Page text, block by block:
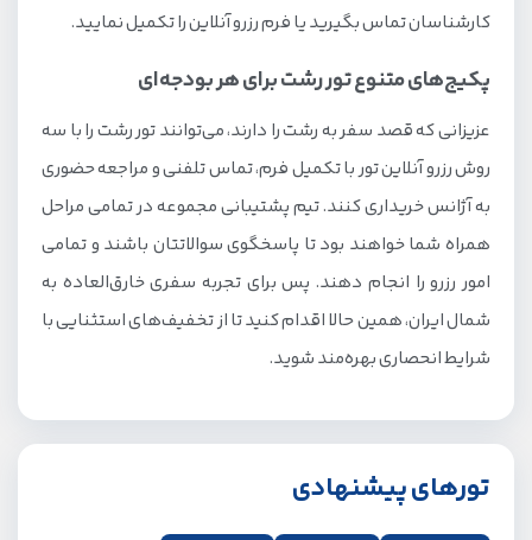
کارشناسان تماس بگیرید یا فرم رزرو آنلاین را تکمیل نمایید.
پکیج‌های متنوع تور رشت برای هر بودجه‌ای
عزیزانی که قصد سفر به رشت را دارند، می‌توانند تور رشت را با سه
روش رزرو آنلاین تور با تکمیل فرم، تماس تلفنی و مراجعه حضوری
به آژانس خریداری کنند. تیم پشتیبانی مجموعه در تمامی مراحل
همراه شما خواهند بود تا پاسخگوی سوالاتتان باشند و تمامی
امور رزرو را انجام دهند. پس برای تجربه سفری خارق‌العاده به
شمال ایران، همین حالا اقدام کنید تا از تخفیف‌های استثنایی با
شرایط انحصاری بهره‌مند شوید.
تورهای پیشنهادی